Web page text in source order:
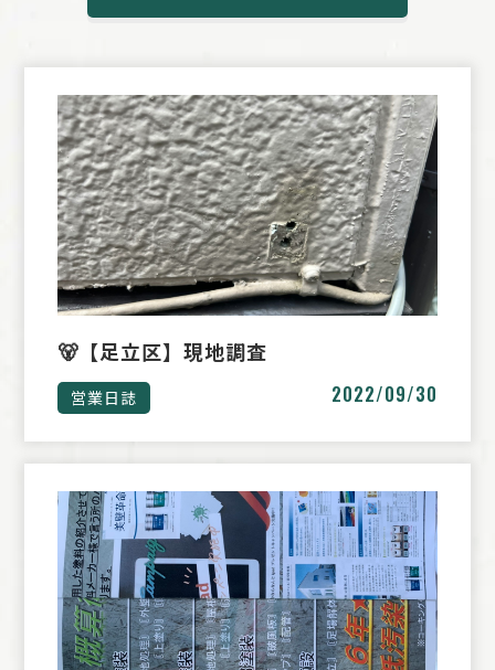
🐻【足立区】現地調査
営業日誌 2022/09/30